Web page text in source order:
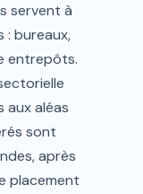
servent à
: bureaux,
entrepôts.
aux aléas
sont
après
placement